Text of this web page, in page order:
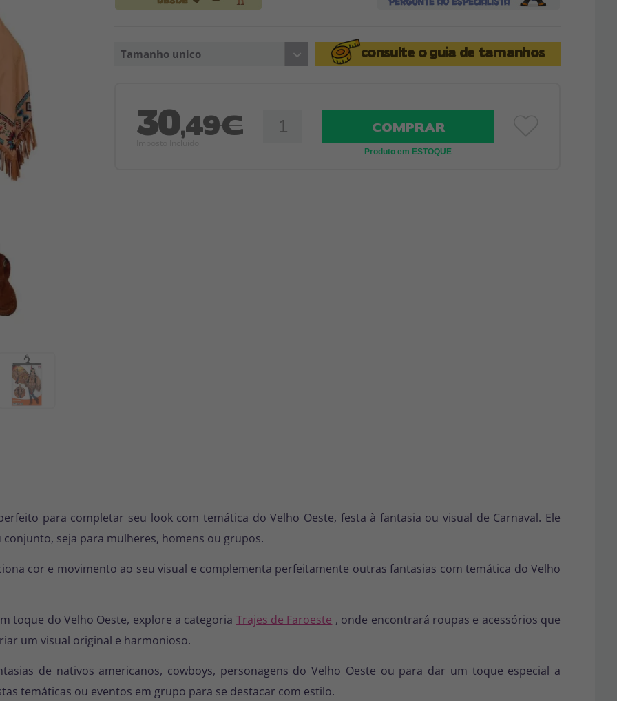
Tamanho unico consulte oguia de tamanhos
30,49€ COMPRAR
Produto em ESTOQUE
para completar seu look com temática do Velho Oeste, festa à fantasia ou visual de Carnaval. Ele
seja para mulheres, homens ou grupos.
cor e movimento ao seu visual e complementa perfeitamente outras fantasias com temática do Velho
toque do Velho Oeste, explore a categoria Trajes de Faroeste , onde encontrará roupas e acessórios que
um visual original e harmonioso.
de nativos americanos, cowboys, personagens do Velho Oeste ou para dar um toque especial a
temáticas ou eventos em grupo para se destacar com estilo.